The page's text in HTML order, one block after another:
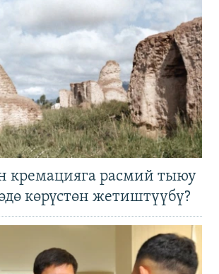
кремацияга расмий тыюу
көрүстөн жетиштүүбү?